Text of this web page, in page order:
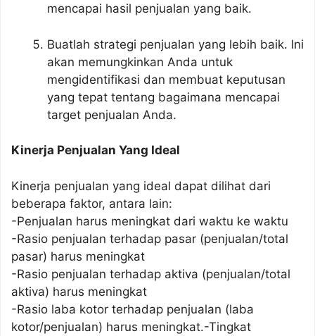
mencapai hasil penjualan yang baik.
Buatlah strategi penjualan yang lebih baik. Ini
akan memungkinkan Anda untuk
mengidentifikasi dan membuat keputusan
yang tepat tentang bagaimana mencapai
target penjualan Anda.
Kinerja Penjualan Yang Ideal
Kinerja penjualan yang ideal dapat dilihat dari
beberapa faktor, antara lain:
-Penjualan harus meningkat dari waktu ke waktu
-Rasio penjualan terhadap pasar (penjualan/total
pasar) harus meningkat
-Rasio penjualan terhadap aktiva (penjualan/total
aktiva) harus meningkat
-Rasio laba kotor terhadap penjualan (laba
kotor/penjualan) harus meningkat.-Tingkat